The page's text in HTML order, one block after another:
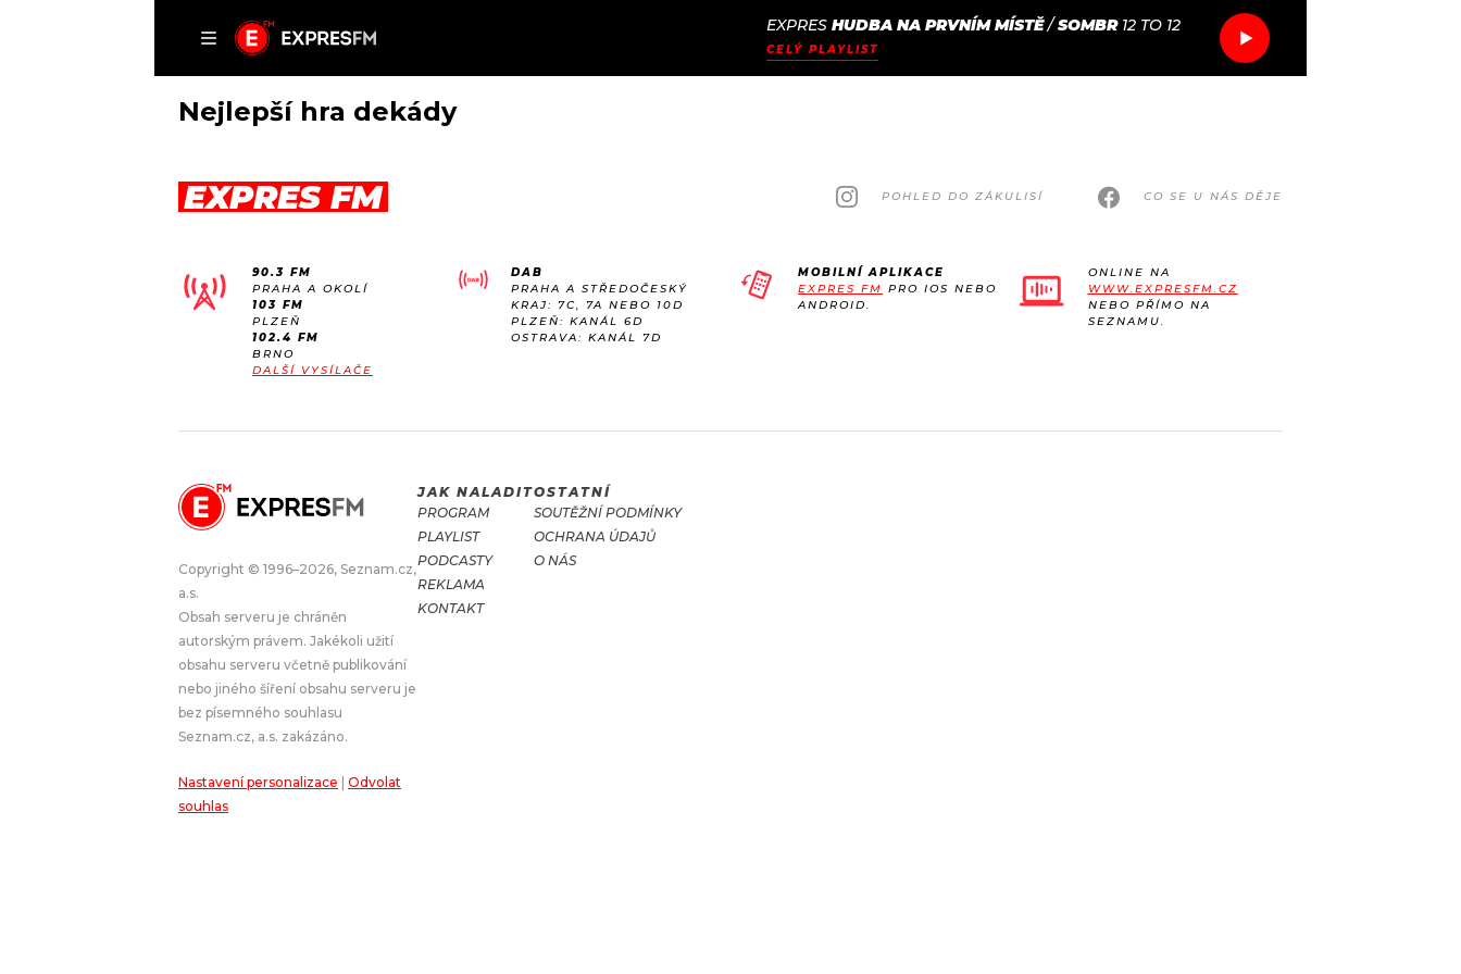
EXPRES HUDBA NA PRVNÍM MÍSTĚ/SOMBR 12 TO 12
CELÝ PLAYLIST
DOMŮ
AKTUÁLNĚ
ROZHOVORY
#NEBUDUDOMA
PODCASTY
JAK NALADIT
RÁDIO
APLIKACE
PROGRAM
PLAYLIST
JAK NALADIT
SOUTĚŽE
Nejlepší hra dekády
EXPRES FM POHLED DO ZÁKULISÍ CO SE U NÁS DĚJE
90.3 FM
PRAHA A OKOLÍ
103 FM
PLZEŇ
102.4 FM
BRNO
DALŠÍ VYSÍLAČE
DAB
PRAHA A STŘEDOČESKÝ
KRAJ: 7C, 7A NEBO 10D
PLZEŇ: KANÁL 6D
OSTRAVA: KANÁL 7D
MOBILNÍ APLIKACE
EXPRES FM PRO IOS NEBO
ANDROID.
ONLINE NA
WWW.EXPRESFM.CZ
NEBO PŘÍMO NA
SEZNAMU.
Copyright © 1996–2026, Seznam.cz,
a.s.
Obsah serveru je chráněn
autorským právem. Jakékoli užití
obsahu serveru včetně publikování
nebo jiného šíření obsahu serveru je
bez písemného souhlasu
Seznam.cz, a.s. zakázáno.
Nastavení personalizace
Odvolat
souhlas
JAK NALADIT
PROGRAM
PLAYLIST
PODCASTY
REKLAMA
KONTAKT
OSTATNÍ
SOUTĚŽNÍ PODMÍNKY
OCHRANA ÚDAJŮ
O NÁS